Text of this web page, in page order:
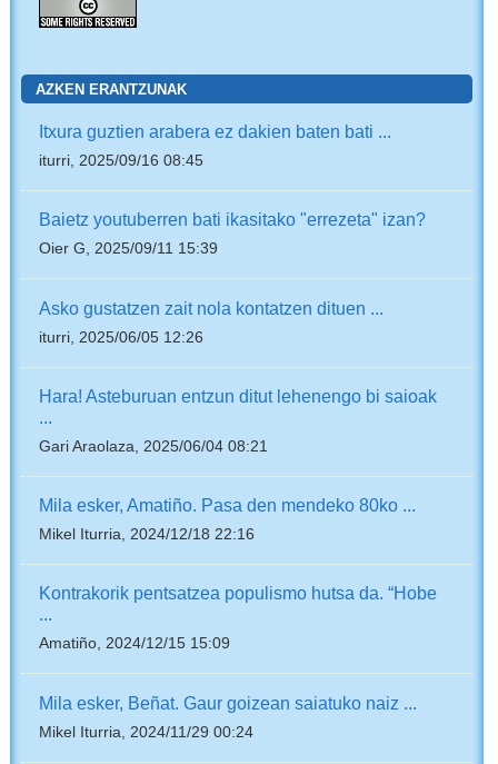
AZKEN ERANTZUNAK
Itxura guztien arabera ez dakien baten bati ...
iturri, 2025/09/16 08:45
Baietz youtuberren bati ikasitako "errezeta" izan?
Oier G, 2025/09/11 15:39
Asko gustatzen zait nola kontatzen dituen ...
iturri, 2025/06/05 12:26
Hara! Asteburuan entzun ditut lehenengo bi saioak
...
Gari Araolaza, 2025/06/04 08:21
Mila esker, Amatiño. Pasa den mendeko 80ko ...
Mikel Iturria, 2024/12/18 22:16
Kontrakorik pentsatzea populismo hutsa da. “Hobe
...
Amatiño, 2024/12/15 15:09
Mila esker, Beñat. Gaur goizean saiatuko naiz ...
Mikel Iturria, 2024/11/29 00:24